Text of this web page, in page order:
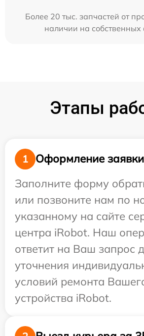
Более 20 тыс. запчастей от
наличии на собственных
Этапы
1
Оформление заявки
Заполните форму
или позвоните нам по
указанному на сайте
центра iRobot. Наш
ответит на Ваш запрос
уточнения
условий ремонта
устройства iRobot.